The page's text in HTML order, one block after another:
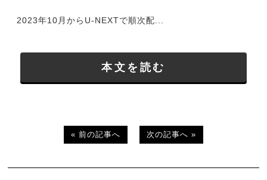
2023年10月からU-NEXTで順次配...
本文を読む
« 前の記事へ 次の記事へ »